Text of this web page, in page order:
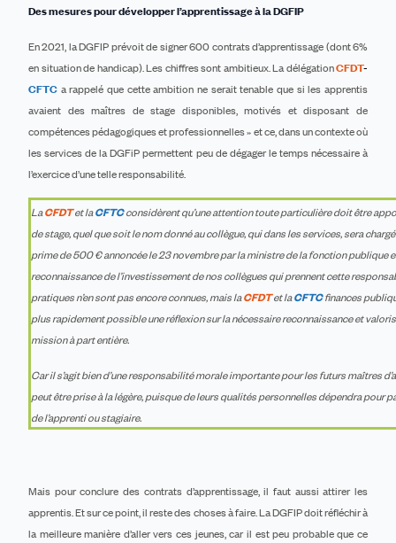
Des mesures pour développer l’apprentissage à la DGFIP
En 2021, la DGFIP prévoit de signer 600 contrats d’apprentissage (dont 6%
en situation de handicap). Les chiffres sont ambitieux. La délégationCFDT-
CFTC a rappelé que cette ambition ne serait tenable que si les apprentis
avaient des maîtres de stage disponibles, motivés et disposant de
compétences pédagogiques et professionnelles » et ce, dans un contexte où
les services de la DGFiP permettent peu de dégager le temps nécessaire à
l’exercice d’une telle responsabilité.
LaCFDTet laCFTCconsidèrent qu’une attention toute particulière doit être
de stage, quel que soit le nom donné au collègue, qui dans les services, sera
prime de 500 € annoncée le 23 novembre par la ministre de la fonction publique
reconnaissance de l’investissement de nos collègues qui prennent cette
pratiques n’en sont pas encore connues, mais laCFDTet laCFTCfinances
plus rapidement possible une réflexion sur la nécessaire reconnaissance et
mission à part entière.
Car il s’agit bien d’une responsabilité morale importante pour les futurs maîtres
peut être prise à la légère, puisque de leurs qualités personnelles dépendra pour
de l’apprenti ou stagiaire.
Mais pour conclure des contrats d’apprentissage, il faut aussi attirer les
apprentis. Et sur ce point, il reste des choses à faire. La DGFIP doit réfléchir à
la meilleure manière d’aller vers ces jeunes, car il est peu probable que ce